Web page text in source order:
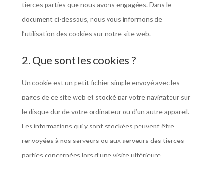
tierces parties que nous avons engagées. Dans le
document ci-dessous, nous vous informons de
l’utilisation des cookies sur notre site web.
2. Que sont les cookies ?
Un cookie est un petit fichier simple envoyé avec les
pages de ce site web et stocké par votre navigateur sur
le disque dur de votre ordinateur ou d’un autre appareil.
Les informations qui y sont stockées peuvent être
renvoyées à nos serveurs ou aux serveurs des tierces
parties concernées lors d’une visite ultérieure.